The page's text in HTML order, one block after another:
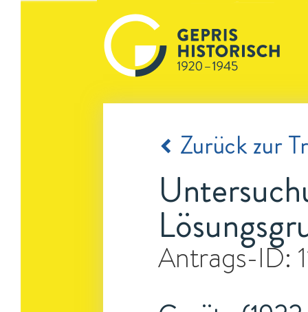
Zurück zur
Antrags-ID: